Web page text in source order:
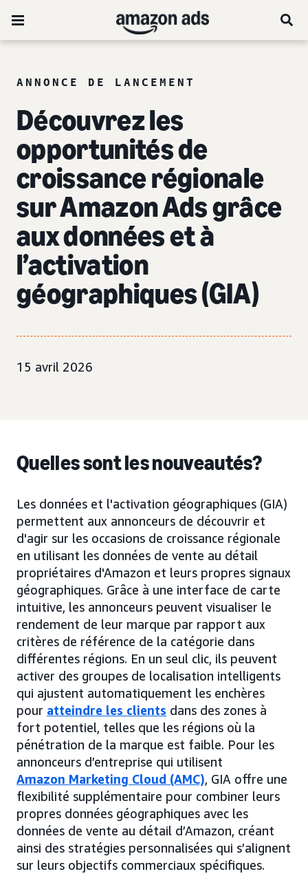
ANNONCE DE LANCEMENT
Découvrez les
opportunités de
croissance régionale
sur Amazon Ads grâce
aux données et à
l’activation
géographiques (GIA)
15 avril 2026
Quelles sont les nouveautés?
Les données et l'activation géographiques (GIA)
permettent aux annonceurs de découvrir et
d'agir sur les occasions de croissance régionale
en utilisant les données de vente au détail
propriétaires d'Amazon et leurs propres signaux
géographiques. Grâce à une interface de carte
intuitive, les annonceurs peuvent visualiser le
rendement de leur marque par rapport aux
critères de référence de la catégorie dans
différentes régions. En un seul clic, ils peuvent
activer des groupes de localisation intelligents
qui ajustent automatiquement les enchères
pour atteindre les clients dans des zones à
fort potentiel, telles que les régions où la
pénétration de la marque est faible. Pour les
annonceurs d’entreprise qui utilisent
Amazon Marketing Cloud (AMC), GIA offre une
flexibilité supplémentaire pour combiner leurs
propres données géographiques avec les
données de vente au détail d’Amazon, créant
ainsi des stratégies personnalisées qui s’alignent
sur leurs objectifs commerciaux spécifiques.